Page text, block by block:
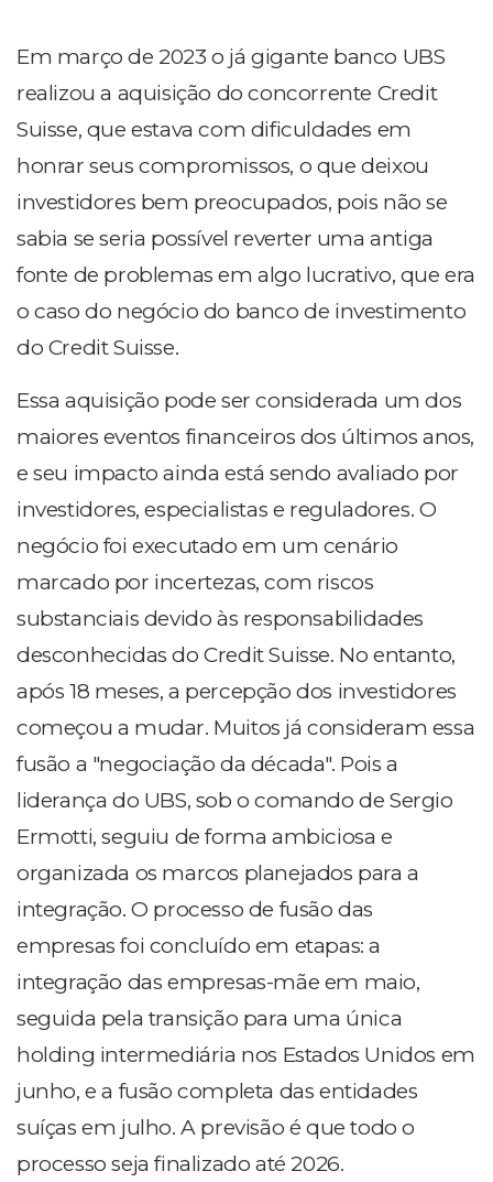
Em março de 2023 o já gigante banco UBS
realizou a aquisição do concorrente Credit
Suisse, que estava com dificuldades em
honrar seus compromissos, o que deixou
investidores bem preocupados, pois não se
sabia se seria possível reverter uma antiga
fonte de problemas em algo lucrativo, que era
o caso do negócio do banco de investimento
do Credit Suisse.
Essa aquisição pode ser considerada um dos
maiores eventos financeiros dos últimos anos,
e seu impacto ainda está sendo avaliado por
investidores, especialistas e reguladores. O
negócio foi executado em um cenário
marcado por incertezas, com riscos
substanciais devido às responsabilidades
desconhecidas do Credit Suisse. No entanto,
após 18 meses, a percepção dos investidores
começou a mudar. Muitos já consideram essa
fusão a "negociação da década". Pois a
liderança do UBS, sob o comando de Sergio
Ermotti, seguiu de forma ambiciosa e
organizada os marcos planejados para a
integração. O processo de fusão das
empresas foi concluído em etapas: a
integração das empresas-mãe em maio,
seguida pela transição para uma única
holding intermediária nos Estados Unidos em
junho, e a fusão completa das entidades
suíças em julho. A previsão é que todo o
processo seja finalizado até 2026.